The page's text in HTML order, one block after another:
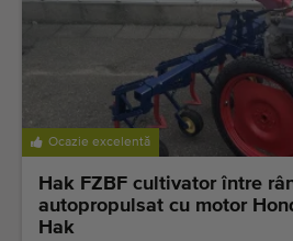
Ocazie excelentă
Hak FZBF cultivator între
autopropulsat cu motor
Hak